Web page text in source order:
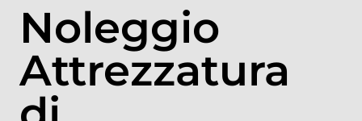
Noleggio
Attrezzatura